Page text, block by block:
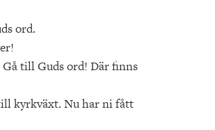
ord.
till Guds ord! Där finns
kyrkväxt. Nu har ni fått